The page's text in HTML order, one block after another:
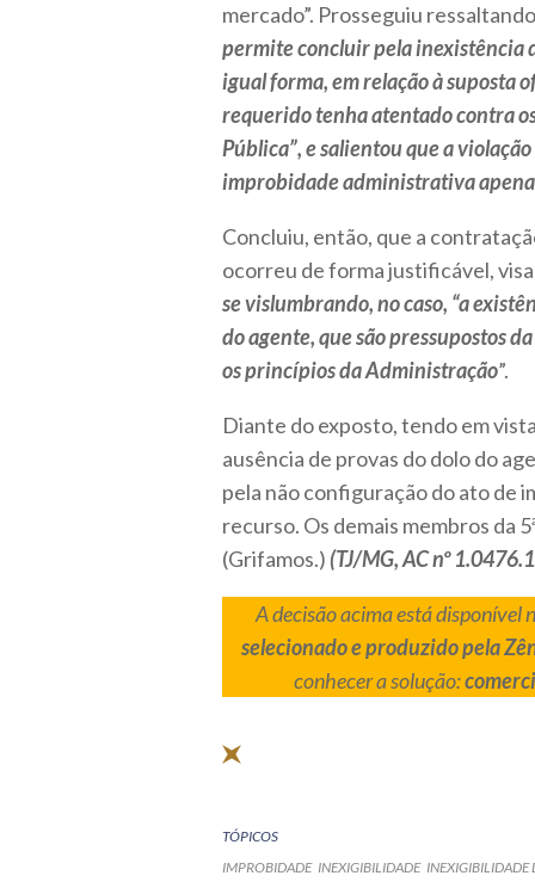
mercado”. Prosseguiu
permite concluir pela inexistência
igual forma, em relação à suposta
requerido tenha atentado contra
Pública”, e salientou que a
improbidade administrativa
Concluiu, então, que a
ocorreu de forma justificável,
se vislumbrando, no caso, “a
do agente, que são pressupostos
os princípios da Administração”.
Diante do exposto, tendo em
ausência de provas do dolo do
pela não configuração do ato de
recurso. Os demais membros da
(Grifamos.) (TJ/MG, AC nº
A decisão acima está disponível
selecionado e produzido pela
conhecer a solução:
TÓPICOS
IMPROBIDADE INEXIGIBILIDADE INEXIGIBILIDADE